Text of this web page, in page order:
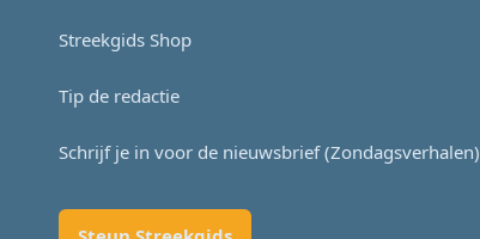
Streekgids Shop
Tip de redactie
Schrijf je in voor de nieuwsbrief (Zondagsverhalen)